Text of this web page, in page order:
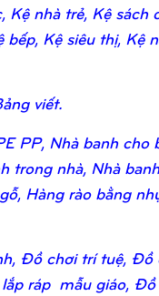
nhà trẻ, Kệ sách
Kệ siêu thị, Kệ
viết.
PP, Nhà banh cho
trong nhà, Nhà
Hàng rào bằng
Đồ chơi trí tuệ, Đồ
ráp mẫu giáo, Đồ